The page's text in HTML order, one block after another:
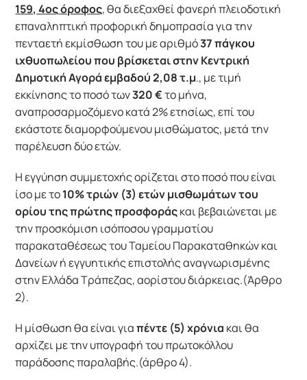
159, 4οςόροφος, θα διεξαχθεί φανερή πλειοδοτική
επαναληπτική προφορική δημοπρασία για την
πενταετή εκμίσθωση του με αριθμό37 πάγκου
ιχθυοπωλείου που βρίσκεται στην Κεντρική
Δημοτική Αγορά εμβαδού 2,08 τ.μ., με τιμή
εκκίνησης το ποσό των320€το μήνα,
αναπροσαρμοζόμενο κατά 2% ετησίως, επί του
εκάστοτε διαμορφούμενου μισθώματος, μετά την
παρέλευση δύο ετών.
Η εγγύηση συμμετοχής ορίζεται στο ποσό που είναι
ίσο με το10% τριών (3) ετών μισθωμάτων του
ορίου της πρώτης προσφοράςκαι βεβαιώνεται με
την προσκόμιση ισόποσου γραμματίου
παρακαταθέσεως του Ταμείου Παρακαταθηκών και
Δανείων ή εγγυητικής επιστολής αναγνωρισμένης
στην Ελλάδα Τράπεζας, αορίστου διάρκειας.(Άρθρο
2).
Η μίσθωση θα είναι γιαπέντε (5) χρόνια και θα
αρχίζει με την υπογραφή του πρωτοκόλλου
παράδοσης παραλαβής.(άρθρο 4).